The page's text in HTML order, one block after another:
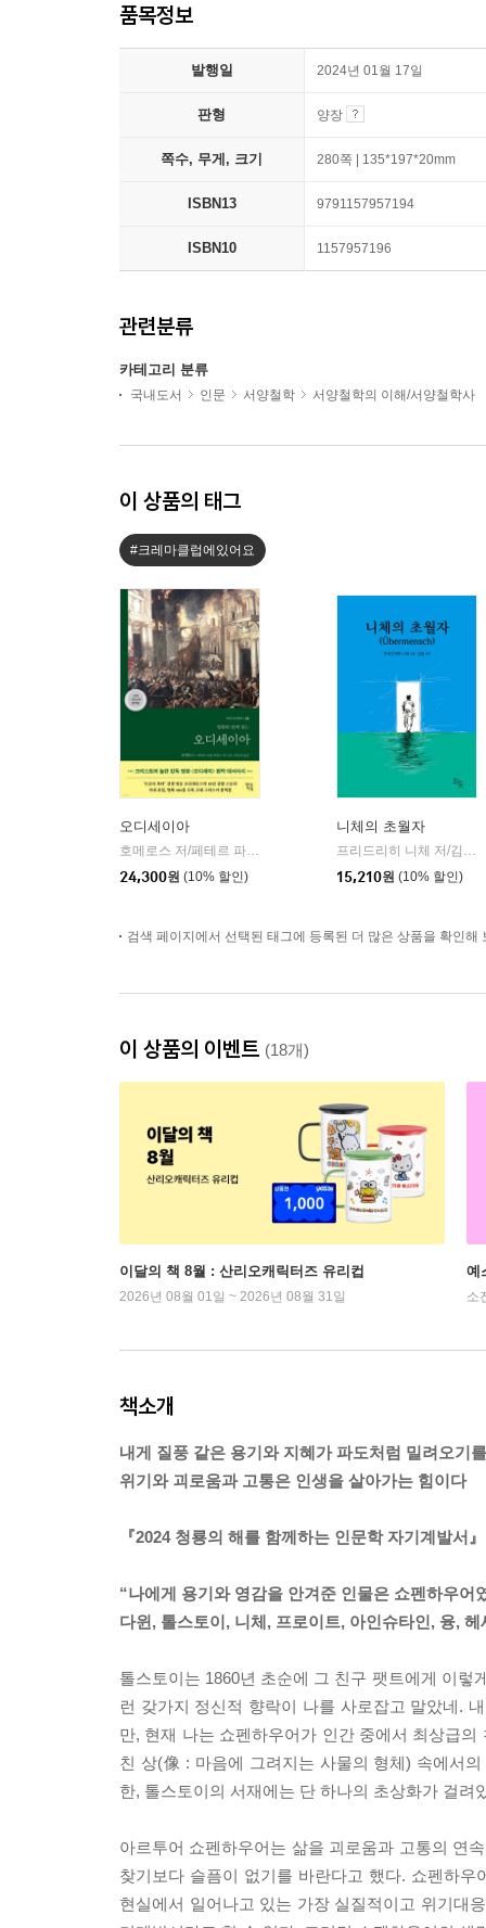
품목정보
발행일 2024년 01월 17일
판형 양장
쪽수, 무게, 크기 280쪽 | 135*197*20mm
ISBN13 9791157957194
ISBN10 1157957196
관련분류
카테고리 분류
국내도서 인문 서양철학 서양철학의 이해/서양철학사
이 상품의 태그
#크레마클럽에있어요
오디세이아
호메로스 저/페테르 파울 루벤스 그림/박문재 역 |
현대지성
24,300원 (10% 할인)
니체의 초월자
프리드리히 니체 저/김철 편역
15,210원 (10% 할인)
검색 페이지에서 선택된 태그에 등록된 더 많은 상품을 확인해
이 상품의 이벤트 (18개)
이달의 책 8월 : 산리오캐릭터즈 유리컵
2026년 08월 01일 ~ 2026년 08월 31일
예
소
책소개
내게 질풍 같은 용기와 지혜가 파도처럼 밀려오기를
위기와 괴로움과 고통은 인생을 살아가는 힘이다
『2024 청룡의 해를 함께하는 인문학 자기계발서』
“나에게 용기와 영감을 안겨준 인물은 쇼펜하우어
다윈, 톨스토이, 니체, 프로이트, 아인슈타인, 융, 헤
톨스토이는 1860년 초순에 그 친구 팻트에게 이렇
런 갖가지 정신적 향락이 나를 사로잡고 말았네.
만, 현재 나는 쇼펜하우어가 인간 중에서 최상급
친 상(像 : 마음에 그려지는 사물의 형체) 속에서
한, 톨스토이의 서재에는 단 하나의 초상화가 걸려
아르투어 쇼펜하우어는 삶을 괴로움과 고통의 연
찾기보다 슬픔이 없기를 바란다고 했다. 쇼펜하
현실에서 일어나고 있는 가장 실질적이고 위기대